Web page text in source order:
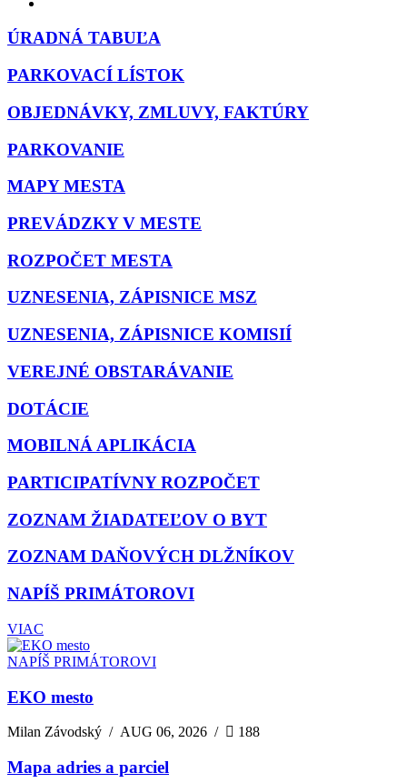
ÚRADNÁ TABUĽA
PARKOVACÍ LÍSTOK
OBJEDNÁVKY, ZMLUVY, FAKTÚRY
PARKOVANIE
MAPY MESTA
PREVÁDZKY V MESTE
ROZPOČET MESTA
UZNESENIA, ZÁPISNICE MSZ
UZNESENIA, ZÁPISNICE KOMISIÍ
VEREJNÉ OBSTARÁVANIE
DOTÁCIE
MOBILNÁ APLIKÁCIA
PARTICIPATÍVNY ROZPOČET
ZOZNAM ŽIADATEĽOV O BYT
ZOZNAM DAŇOVÝCH DLŽNÍKOV
NAPÍŠ PRIMÁTOROVI
VIAC
NAPÍŠ PRIMÁTOROVI
EKO mesto
Milan Závodský /AUG 06, 2026 / 188
Mapa adries a parciel